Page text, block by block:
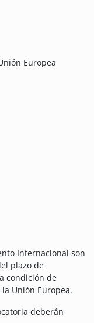
Europea
Internacional son
plazo de
condición de
Unión Europea.
deberán